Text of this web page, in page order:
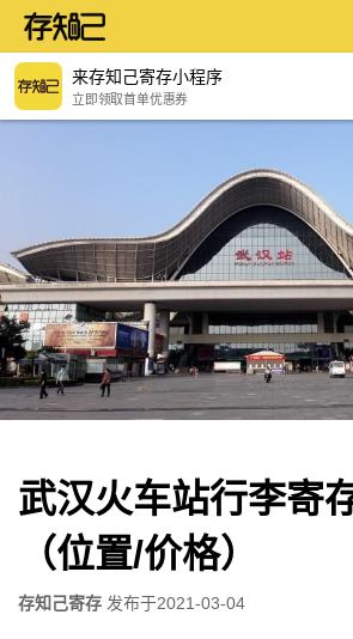
来存知己寄存小程序
立即领取首单优惠券
武汉火车站行李寄
（位置/价格）
存知己寄存 发布于2021-03-04